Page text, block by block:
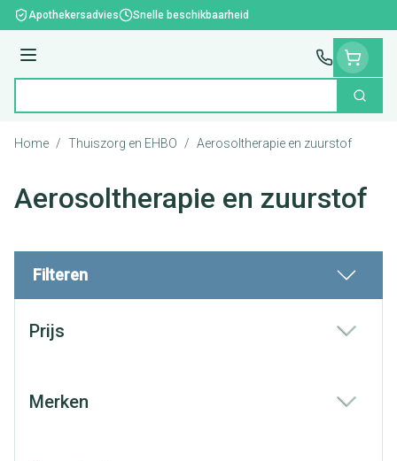
Ga naar de inhoud
Apothekersadvies Snelle beschikbaarheid
Menu
Zoek
Home / Thuiszorg en EHBO / Aerosoltherapie en zuurstof
Aerosoltherapie en zuurstof
Filteren
Prijs
Merken